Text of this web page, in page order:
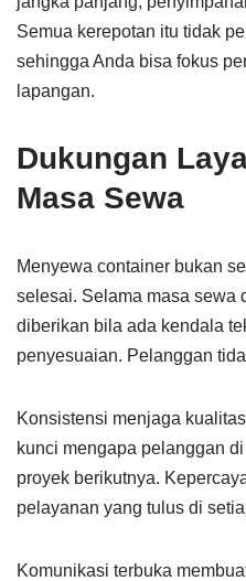
Semua kerepotan itu tidak
sehingga Anda bisa fokus
lapangan.
Dukungan
Masa Sewa
Menyewa container bukan
selesai. Selama masa sewa
diberikan bila ada kendala
penyesuaian. Pelanggan
Konsistensi menjaga
kunci mengapa pelanggan
proyek berikutnya.
pelayanan yang tulus di
Komunikasi terbuka